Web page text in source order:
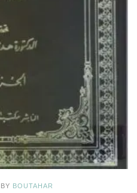
BY BOUTAHAR